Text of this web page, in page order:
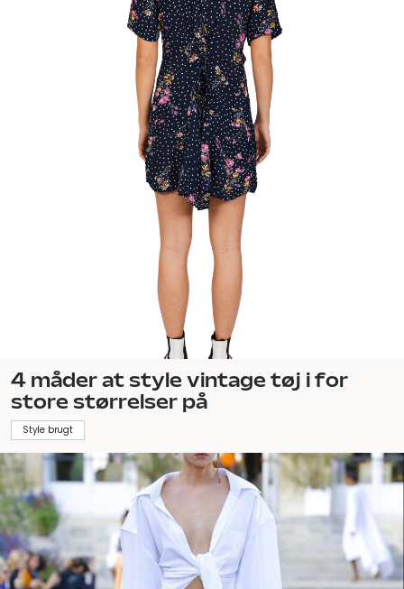
4 måder at style vintage tøj i for
store størrelser på
Style brugt